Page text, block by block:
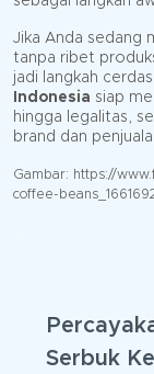
Jika Anda sedang
tanpa ribet
jadi langkah
Indonesia siap
hingga legalitas,
brand dan
Gambar: https://
coffee-
Serbuk